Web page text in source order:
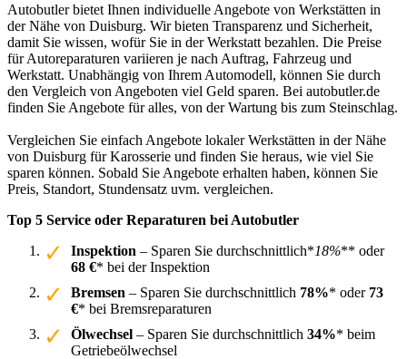
Autobutler bietet Ihnen individuelle Angebote von Werkstätten in
der Nähe von Duisburg. Wir bieten Transparenz und Sicherheit,
damit Sie wissen, wofür Sie in der Werkstatt bezahlen. Die Preise
für Autoreparaturen variieren je nach Auftrag, Fahrzeug und
Werkstatt. Unabhängig von Ihrem Automodell, können Sie durch
den Vergleich von Angeboten viel Geld sparen. Bei autobutler.de
finden Sie Angebote für alles, von der Wartung bis zum Steinschlag.
Vergleichen Sie einfach Angebote lokaler Werkstätten in der Nähe
von Duisburg für Karosserie und finden Sie heraus, wie viel Sie
sparen können. Sobald Sie Angebote erhalten haben, können Sie
Preis, Standort, Stundensatz uvm. vergleichen.
Top 5 Service oder Reparaturen bei Autobutler
Inspektion – Sparen Sie durchschnittlich*18%** oder
68 €* bei der Inspektion
Bremsen – Sparen Sie durchschnittlich 78%* oder 73
€* bei Bremsreparaturen
Ölwechsel – Sparen Sie durchschnittlich 34%* beim
Getriebeölwechsel